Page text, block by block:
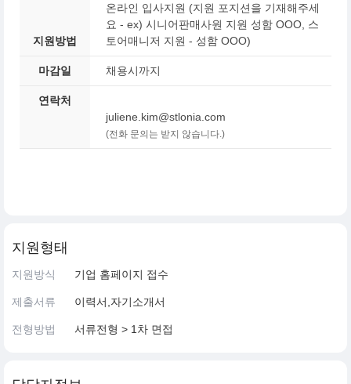
지원방법
온라인 입사지원 (지원 포지션을 기재해주세
요 - ex) 시니어판매사원 지원 성함 OOO, 스
토어매니저 지원 - 성함 OOO)
마감일 채용시까지
연락처
juliene.kim@stlonia.com
(전화 문의는 받지 않습니다.)
지원형태
지원방식 기업 홈페이지 접수
제출서류 이력서,자기소개서
전형방법 서류전형 > 1차 면접